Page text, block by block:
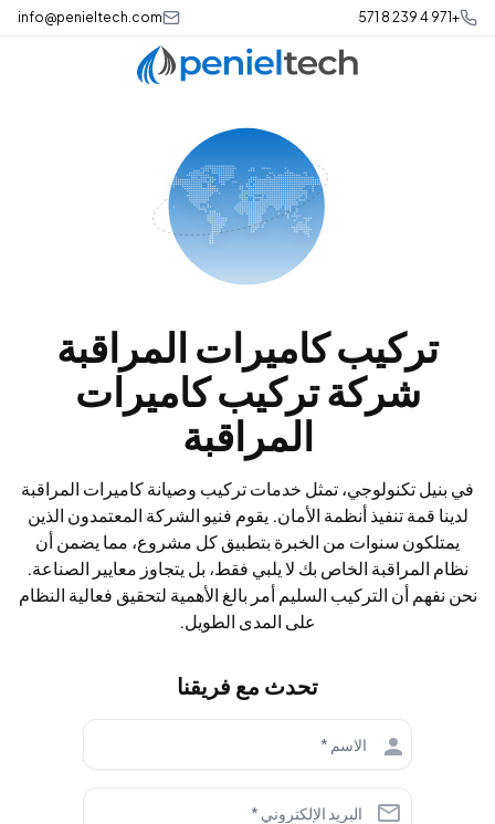
+971 4 239 8 571
info@penieltech.com
تركيب كاميرات المراقبة
شركة تركيب كاميرات
المراقبة
في بنيل تكنولوجي، تمثل خدمات تركيب وصيانة كاميرات المراقبة
لدينا قمة تنفيذ أنظمة الأمان. يقوم فنيو الشركة المعتمدون الذين
يمتلكون سنوات من الخبرة بتطبيق كل مشروع، مما يضمن أن
نظام المراقبة الخاص بك لا يلبي فقط، بل يتجاوز معايير الصناعة.
نحن نفهم أن التركيب السليم أمر بالغ الأهمية لتحقيق فعالية النظام
على المدى الطويل.
تحدث مع فريقنا